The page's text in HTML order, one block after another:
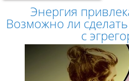
Энергия
Возможно ли
с